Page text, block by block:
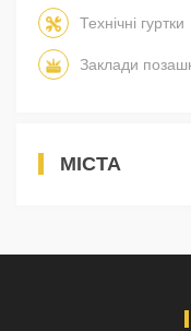
Технічні гуртки
Заклади
МІСТА